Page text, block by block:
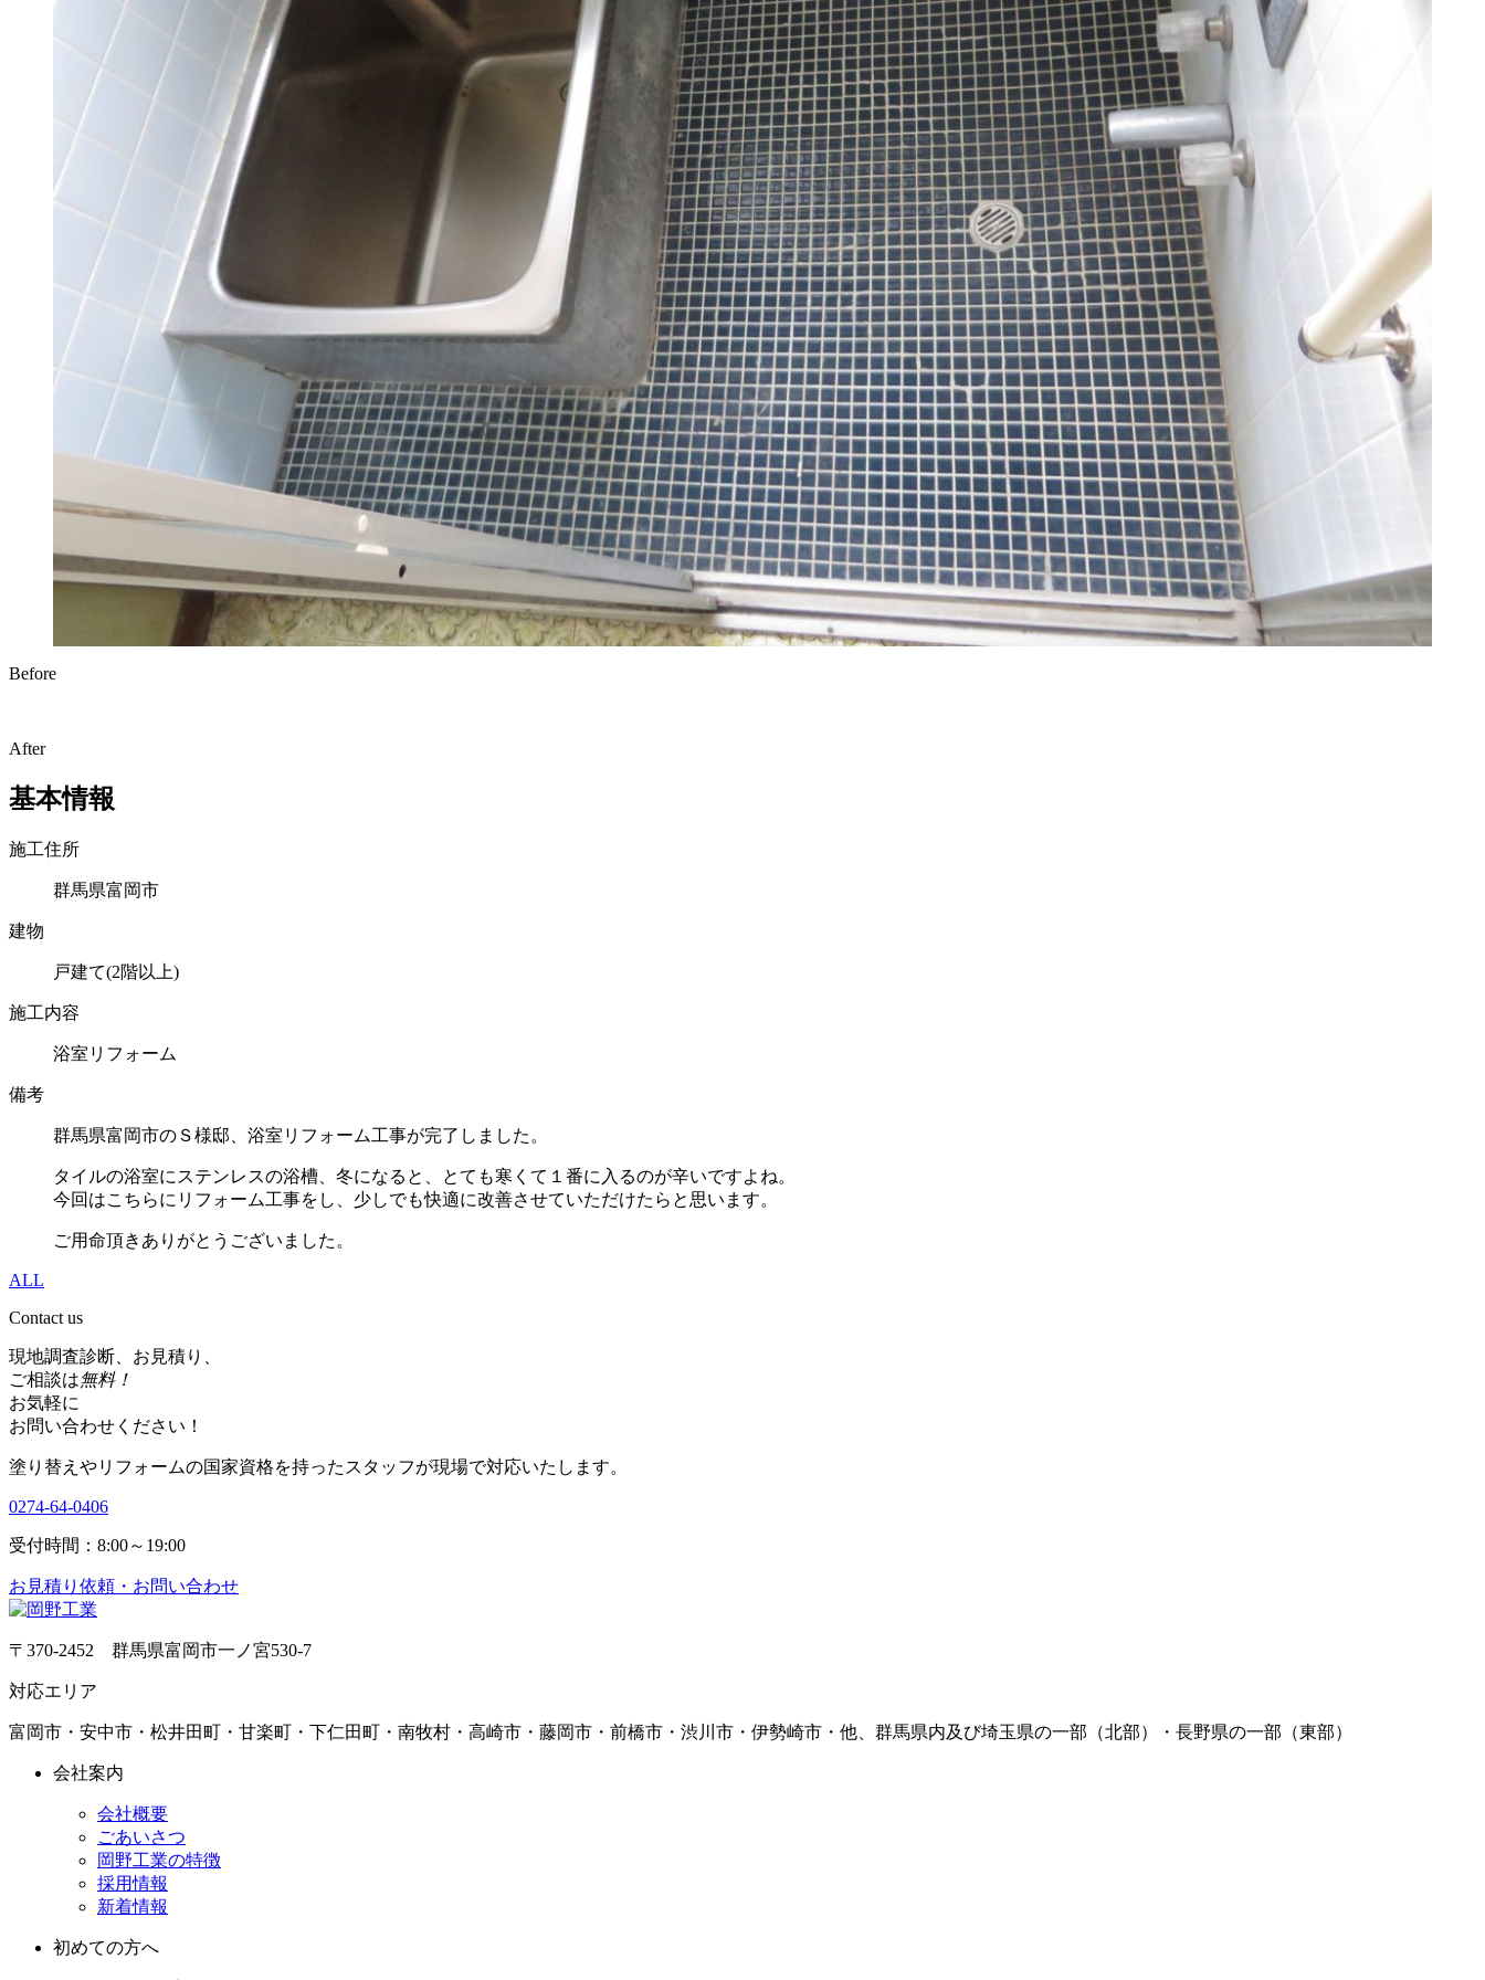
Before
After
基本情報
施工住所
群馬県富岡市
建物
戸建て(2階以上)
施工内容
浴室リフォーム
備考
群馬県富岡市のＳ様邸、浴室リフォーム工事が完了しました。
タイルの浴室にステンレスの浴槽、冬になると、とても寒くて１番に入るのが辛いですよね。
今回はこちらにリフォーム工事をし、少しでも快適に改善させていただけたらと思います。
ご用命頂きありがとうございました。
ALL
Contact us
現地調査診断、お見積り、
ご相談は無料！
お気軽に
お問い合わせください！
塗り替えやリフォームの国家資格を持ったスタッフが現場で対応いたします。
0274-64-0406
受付時間：8:00～19:00
お見積り依頼・お問い合わせ
〒370-2452 群馬県富岡市一ノ宮530-7
対応エリア
富岡市・安中市・松井田町・甘楽町・下仁田町・南牧村・高崎市・藤岡市・前橋市・渋川市・伊勢崎市・他、群馬県内及び埼玉県の一部（北部）・長野県の一部（東部）
会社案内
会社概要
ごあいさつ
岡野工業の特徴
採用情報
新着情報
初めての方へ